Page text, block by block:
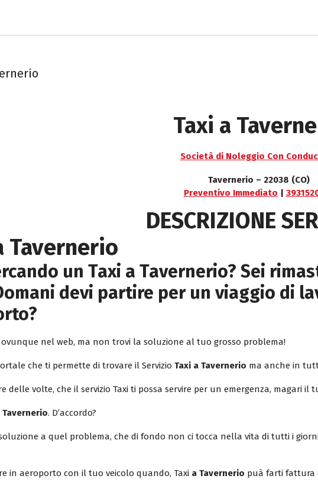
Taxi a
Società di Noleggio Con
Tavernerio – 22038 (CO)
Preventivo Immediato |
DESCRIZIONE
Tavernerio
un Taxi a Tavernerio? Sei
devi partire per un viaggio di
ovunque nel web, ma non trovi la soluzione al tuo grosso problema!
che ti permette di trovare il Servizio Taxi a Tavernerio ma anche in
delle volte, che il servizio Taxi ti possa servire per un emergenza, magari il
Tavernerio. D’accordo?
soluzione a quel problema, che di fondo non ci tocca nella vita di tutti i
in aeroporto con il tuo veicolo quando, Taxi a Tavernerio puà farti fattura